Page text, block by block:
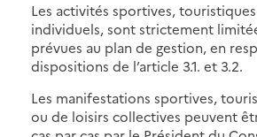
Les activités sportives,
individuels, sont strictement
prévues au plan de gestion, en
dispositions de l’article 3.1. et 3.2.
Les manifestations sportives,
ou de loisirs collectives peuvent